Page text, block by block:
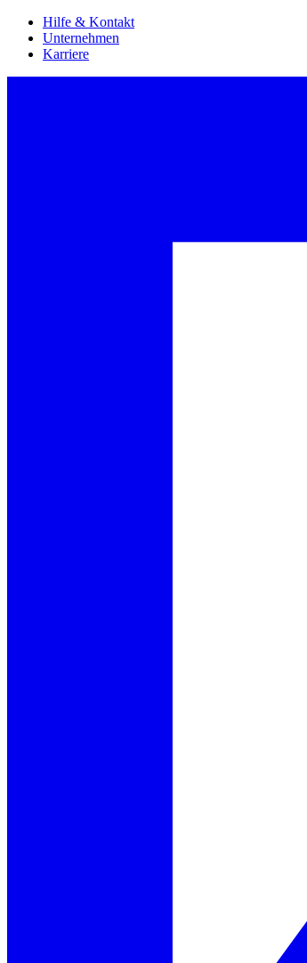
Hilfe & Kontakt
Unternehmen
Karriere